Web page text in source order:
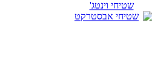
שטיחי וינטג'